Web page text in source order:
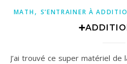
MATH, S’ENTRAINER À
J’ai trouvé ce super matériel de la marque Pagalou dans la